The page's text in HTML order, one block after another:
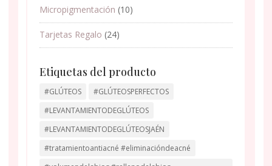
Micropigmentación (10)
Tarjetas Regalo (24)
Etiquetas del producto
#GLÚTEOS
#GLÚTEOSPERFECTOS
#LEVANTAMIENTODEGLÚTEOS
#LEVANTAMIENTODEGLÚTEOSJAÉN
#tratamientoantiacné #eliminacióndeacné